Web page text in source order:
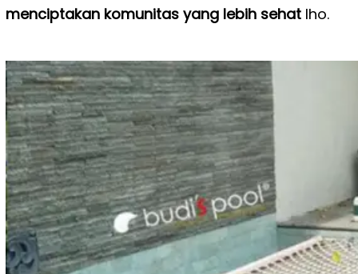
menciptakan komunitas yang lebih sehatlho.